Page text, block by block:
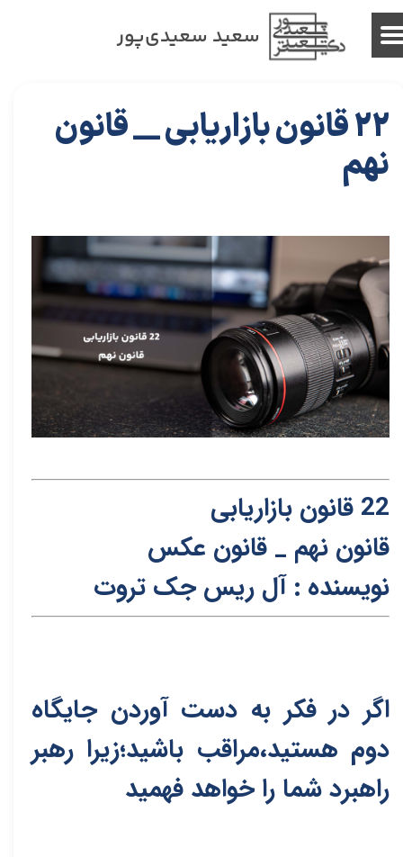
سعید سعیدی‌پور
22 قانون بازاریابی __ قانون
نهم
22 قانون بازاریابی
قانون نهم _ قانون عکس
نویسنده : آل ریس جک تروت
اگر در فکر به دست آوردن جایگاه
دوم هستید،مراقب باشید؛زیرا رهبر
راهبرد شما را خواهد فهمید